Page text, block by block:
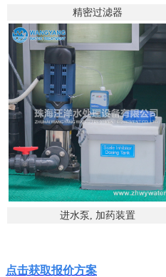
精密过滤器
进水泵, 加药装置
点击获取报价方案